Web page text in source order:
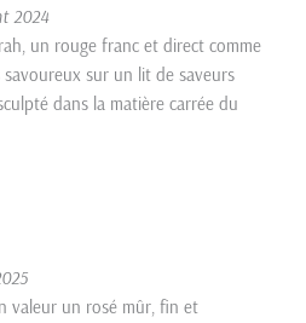
2024
un rouge franc et direct comme
sur un lit de saveurs
dans la matière carrée du
valeur un rosé mûr, fin et